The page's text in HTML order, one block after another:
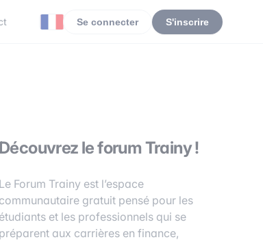
Se connecter S'inscrire
Découvrez le forum Trainy !
Le Forum Trainy est l’espace
communautaire gratuit pensé pour les
étudiants et les professionnels qui se
préparent aux carrières en finance,